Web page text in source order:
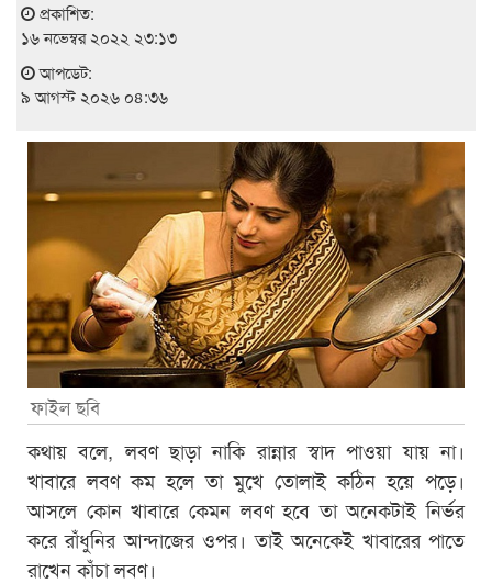
প্রকাশিত:
১৬ নভেম্বর ২০২২ ২৩:১৩
আপডেট:
৯ আগস্ট ২০২৬ ০৪:৩৬
ফাইল ছবি
কথায় বলে, লবণ ছাড়া নাকি রান্নার স্বাদ পাওয়া যায় না।
খাবারে লবণ কম হলে তা মুখে তোলাই কঠিন হয়ে পড়ে।
আসলে কোন খাবারে কেমন লবণ হবে তা অনেকটাই নির্ভর
করে রাঁধুনির আন্দাজের ওপর। তাই অনেকেই খাবারের পাতে
রাখেন কাঁচা লবণ।